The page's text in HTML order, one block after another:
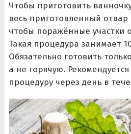
Чтобы приготовить
весь приготовленный отвар
чтобы поражённые участки
Такая процедура занимает
Обязательно готовить
а не горячую.
процедуру через день в